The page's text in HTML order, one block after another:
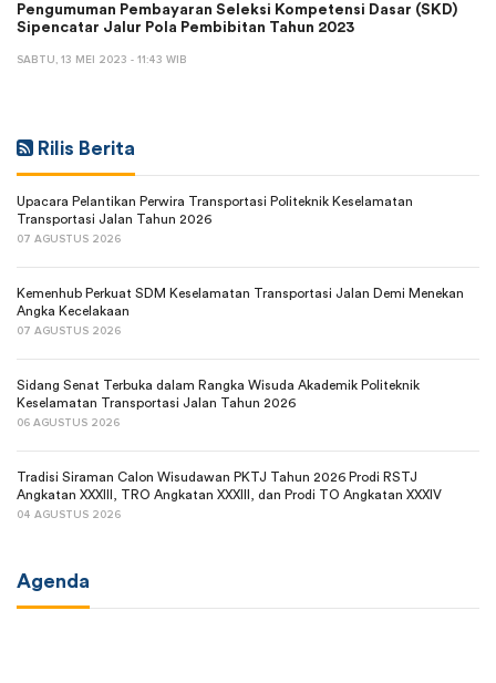
Pengumuman Pembayaran Seleksi Kompetensi Dasar (SKD)
Sipencatar Jalur Pola Pembibitan Tahun 2023
SABTU, 13 MEI 2023 - 11:43 WIB
Rilis Berita
Upacara Pelantikan Perwira Transportasi Politeknik Keselamatan
Transportasi Jalan Tahun 2026
07 AGUSTUS 2026
Kemenhub Perkuat SDM Keselamatan Transportasi Jalan Demi Menekan
Angka Kecelakaan
07 AGUSTUS 2026
Sidang Senat Terbuka dalam Rangka Wisuda Akademik Politeknik
Keselamatan Transportasi Jalan Tahun 2026
06 AGUSTUS 2026
Tradisi Siraman Calon Wisudawan PKTJ Tahun 2026 Prodi RSTJ
Angkatan XXXIII, TRO Angkatan XXXIII, dan Prodi TO Angkatan XXXIV
04 AGUSTUS 2026
Agenda